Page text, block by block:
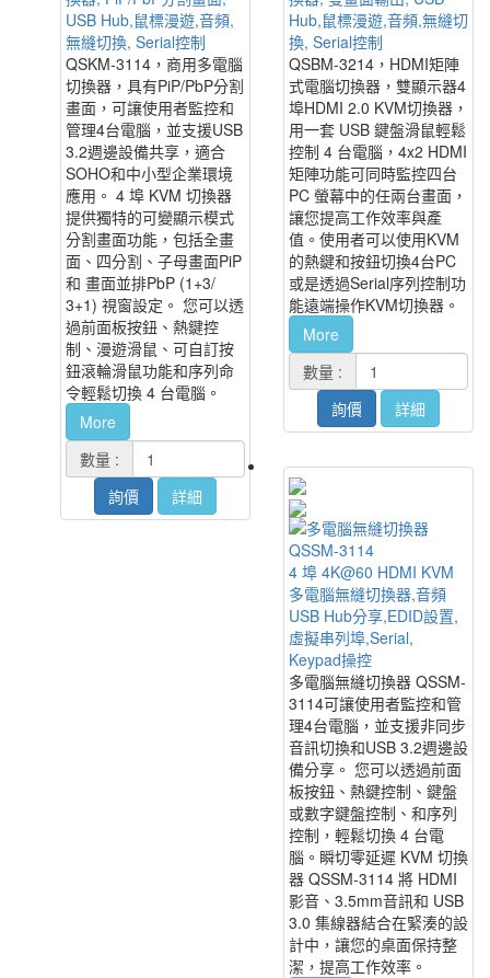
USB Hub,鼠標漫遊,音頻,
無縫切換, Serial控制
QSKM-3114，商用多電腦
切換器，具有PiP/PbP分割
畫面，可讓使用者監控和
管理4台電腦，並支援USB
3.2週邊設備共享，適合
SOHO和中小型企業環境
應用。 4 埠 KVM 切換器
提供獨特的可變顯示模式
分割畫面功能，包括全畫
面、四分割、子母畫面PiP
和 畫面並排PbP (1+3/
3+1) 視窗設定。 您可以透
過前面板按鈕、熱鍵控
制、漫遊滑鼠、可自訂按
鈕滾輪滑鼠功能和序列命
令輕鬆切換 4 台電腦。
More
數量 :
詢價
詳細
Hub,鼠標漫遊,音頻,無縫切
換, Serial控制
QSBM-3214，HDMI矩陣
式電腦切換器，雙顯示器4
埠HDMI 2.0 KVM切換器，
用一套 USB 鍵盤滑鼠輕鬆
控制 4 台電腦，4x2 HDMI
矩陣功能可同時監控四台
PC 螢幕中的任兩台畫面，
讓您提高工作效率與產
值。使用者可以使用KVM
的熱鍵和按鈕切換4台PC
或是透過Serial序列控制功
能遠端操作KVM切換器。
More
數量 :
詢價
詳細
QSSM-3114
4 埠 4K@60 HDMI KVM
多電腦無縫切換器,音頻
USB Hub分享,EDID設置,
虛擬串列埠,Serial,
Keypad操控
多電腦無縫切換器 QSSM-
3114可讓使用者監控和管
理4台電腦，並支援非同步
音訊切換和USB 3.2週邊設
備分享。 您可以透過前面
板按鈕、熱鍵控制、鍵盤
或數字鍵盤控制、和序列
控制，輕鬆切換 4 台電
腦。瞬切零延遲 KVM 切換
器 QSSM-3114 將 HDMI
影音、3.5mm音訊和 USB
3.0 集線器結合在緊湊的設
計中，讓您的桌面保持整
潔，提高工作效率。